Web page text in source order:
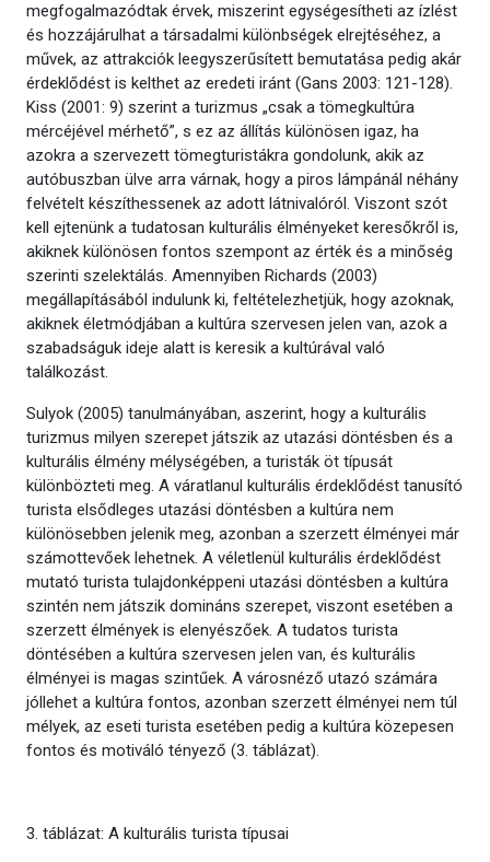
megfogalmazódtak érvek, miszerint egységesítheti az ízlést
és hozzájárulhat a társadalmi különbségek elrejtéséhez, a
művek, az attrakciók leegyszerűsített bemutatása pedig akár
érdeklődést is kelthet az eredeti iránt (Gans 2003: 121-128).
Kiss (2001: 9) szerint a turizmus „csak a tömegkultúra
mércéjével mérhető”, s ez az állítás különösen igaz, ha
azokra a szervezett tömegturistákra gondolunk, akik az
autóbuszban ülve arra várnak, hogy a piros lámpánál néhány
felvételt készíthessenek az adott látnivalóról. Viszont szót
kell ejtenünk a tudatosan kulturális élményeket keresőkről is,
akiknek különösen fontos szempont az érték és a minőség
szerinti szelektálás. Amennyiben Richards (2003)
megállapításából indulunk ki, feltételezhetjük, hogy azoknak,
akiknek életmódjában a kultúra szervesen jelen van, azok a
szabadságuk ideje alatt is keresik a kultúrával való
találkozást.
Sulyok (2005) tanulmányában, aszerint, hogy a kulturális
turizmus milyen szerepet játszik az utazási döntésben és a
kulturális élmény mélységében, a turisták öt típusát
különbözteti meg. A váratlanul kulturális érdeklődést tanusító
turista elsődleges utazási döntésben a kultúra nem
különösebben jelenik meg, azonban a szerzett élményei már
számottevőek lehetnek. A véletlenül kulturális érdeklődést
mutató turista tulajdonképpeni utazási döntésben a kultúra
szintén nem játszik domináns szerepet, viszont esetében a
szerzett élmények is elenyészőek. A tudatos turista
döntésében a kultúra szervesen jelen van, és kulturális
élményei is magas szintűek. A városnéző utazó számára
jóllehet a kultúra fontos, azonban szerzett élményei nem túl
mélyek, az eseti turista esetében pedig a kultúra közepesen
fontos és motiváló tényező (3. táblázat).
3. táblázat: A kulturális turista típusai